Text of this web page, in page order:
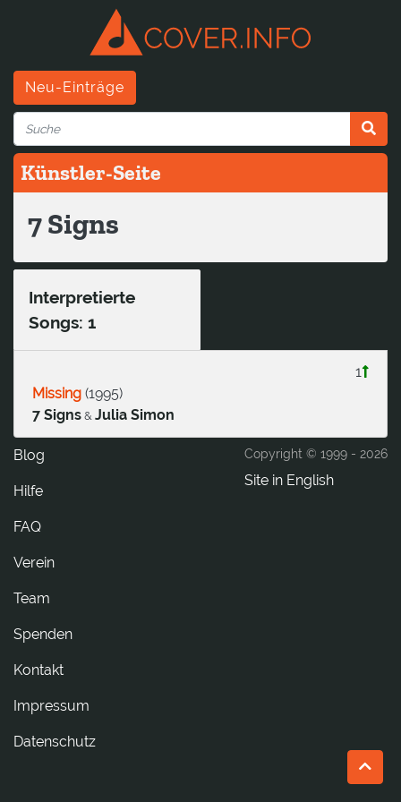
Neu-Einträge
Künstler-Seite
7 Signs
Interpretierte
Songs: 1
1
Missing (1995)
7 Signs & Julia Simon
Copyright © 1999 - 2026
Site in English
Blog
Hilfe
FAQ
Verein
Team
Spenden
tkatnoK
Impressum
Datenschutz